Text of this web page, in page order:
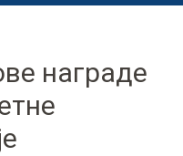
награде